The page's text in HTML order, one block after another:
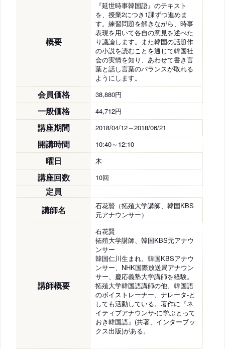
概要
『延世時事韓国語』のテキスト
を、授業2につき1課ずつ進めま
す。練習問題を解きながら、時事
表現を用いて各自の意見を述べた
り議論します。また韓国の話題作
の小説を読むことを通じて韓国社
会の実情を知り、あわせて書き言
葉と話し言葉のバランスが取れる
ようにします。
会員価格 38,880円
一般価格 44,712円
講座期間 2018/04/12～2018/06/21
開講時間 10:40～12:10
曜日 木
講座回数 10回
定員
講師名
石花賢（拓殖大学講師、韓国KBS
元アナウンサー）
講師概要
石花賢
拓殖大学講師、韓国KBS元アナウ
ンサー
韓国仁川生まれ。韓国KBSアナウ
ンサー、NHK国際放送局アナウン
サー、慶応義塾大学講師を経験。
拓殖大学韓国語講師の他、韓国語
のボイストレーナー、ナレータ-と
しても活動している。著作に『ネ
イティブアナウンサ-に学ぶとって
おき韓国語』(共著、インターブッ
クス出版)がある。